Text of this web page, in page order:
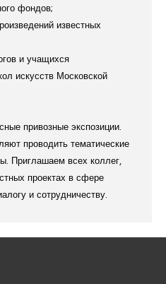
фондов;
известных
и учащихся
искусств Московской
привозные экспозиции.
проводить тематические
Приглашаем всех коллег,
проектах в сфере
и сотрудничеству.